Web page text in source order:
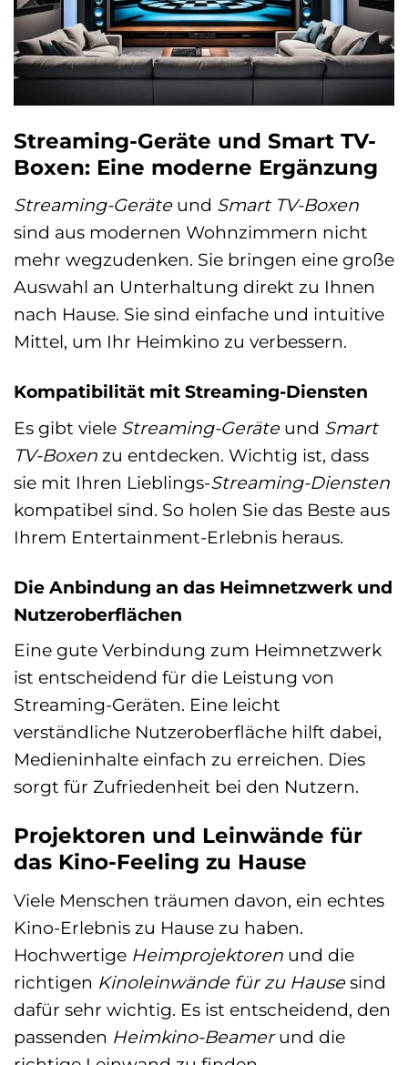
Streaming-Geräte und Smart TV-
Boxen: Eine moderne Ergänzung
Streaming-Geräteund Smart TV-Boxen
sind aus modernen Wohnzimmern nicht
mehr wegzudenken. Sie bringen eine große
Auswahl an Unterhaltung direkt zu Ihnen
nach Hause. Sie sind einfache und intuitive
Mittel, um Ihr Heimkino zu verbessern.
Kompatibilität mit Streaming-Diensten
Es gibt viele Streaming-Geräteund Smart
TV-Boxen zu entdecken. Wichtig ist, dass
sie mit Ihren Lieblings-Streaming-Diensten
kompatibel sind. So holen Sie das Beste aus
Ihrem Entertainment-Erlebnis heraus.
Die Anbindung an das Heimnetzwerk und
Nutzeroberflächen
Eine gute Verbindung zum Heimnetzwerk
ist entscheidend für die Leistung von
Streaming-Geräten. Eine leicht
verständliche Nutzeroberfläche hilft dabei,
Medieninhalte einfach zu erreichen. Dies
sorgt für Zufriedenheit bei den Nutzern.
Projektoren und Leinwände für
das Kino-Feeling zu Hause
Viele Menschen träumen davon, ein echtes
Kino-Erlebnis zu Hause zu haben.
Hochwertige Heimprojektoren und die
richtigen Kinoleinwände für zu Hausesind
dafür sehr wichtig. Es ist entscheidend, den
passenden Heimkino-Beamerund die